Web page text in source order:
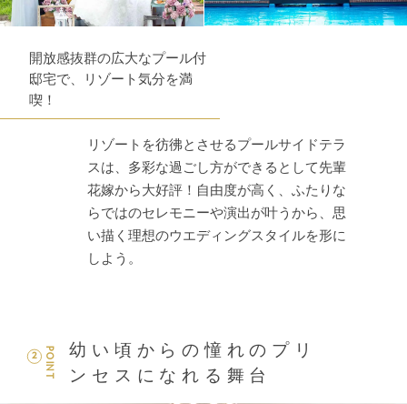
開放感抜群の広大なプール付
邸宅で、リゾート気分を満
喫！
リゾートを彷彿とさせるプールサイドテラ
スは、多彩な過ごし方ができるとして先輩
花嫁から大好評！自由度が高く、ふたりな
らではのセレモニーや演出が叶うから、思
い描く理想のウエディングスタイルを形に
しよう。
POINT
2
幼い頃からの憧れのプリ
ンセスになれる舞台